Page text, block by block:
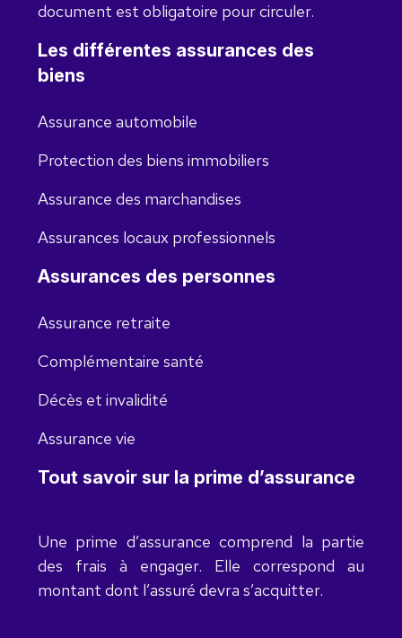
document est obligatoire pour circuler.
Les différentes assurances des
biens
Assurance automobile
Protection des biens immobiliers
Assurance des marchandises
Assurances locaux professionnels
Assurances des personnes
Assurance retraite
Complémentaire santé
Décès et invalidité
Assurance vie
Tout savoir sur la prime d’assurance
Une prime d’assurance comprend la partie
des frais à engager. Elle correspond au
montant dont l’assuré devra s’acquitter.